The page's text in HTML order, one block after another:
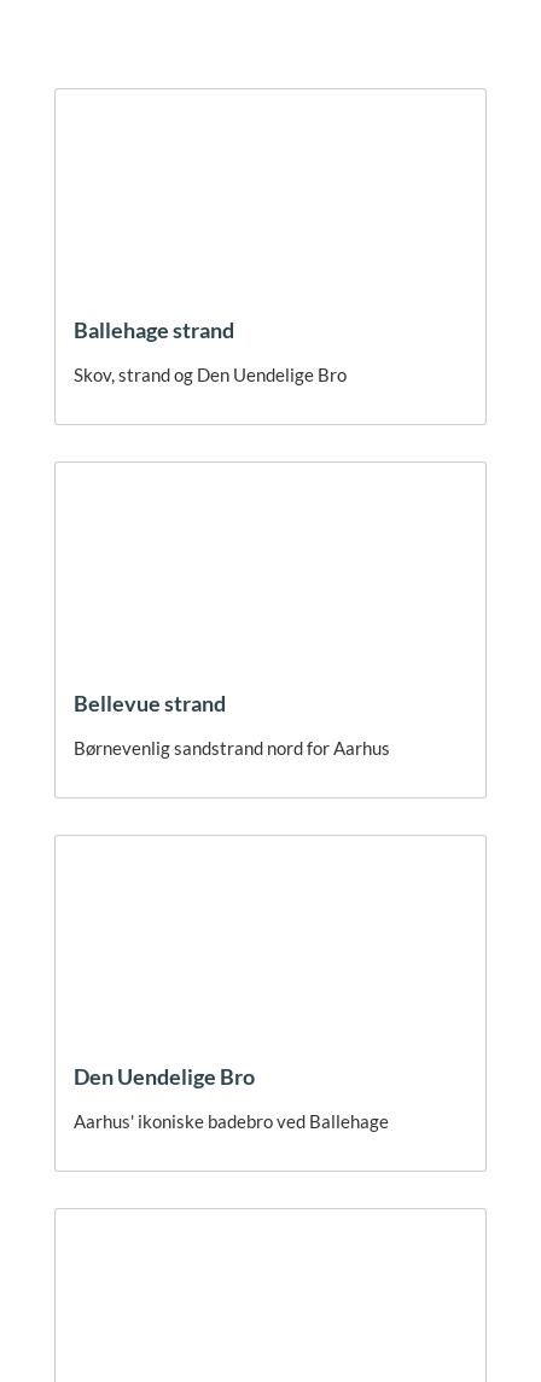
Ballehage strand
Skov, strand og Den Uendelige Bro
Bellevue strand
Børnevenlig sandstrand nord for Aarhus
Den Uendelige Bro
Aarhus' ikoniske badebro ved Ballehage